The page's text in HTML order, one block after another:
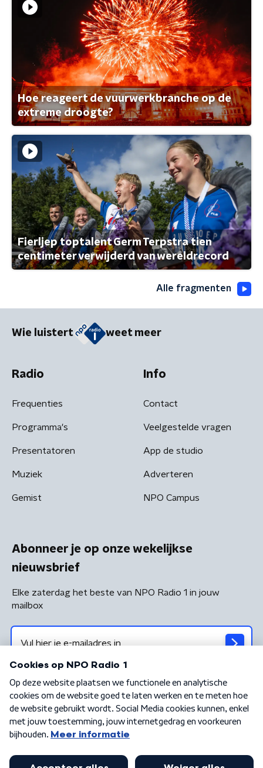
Hoe reageert de vuurwerkbranche op de
extreme droogte?
Fierljep toptalent Germ Terpstra tien
centimeter verwijderd van wereldrecord
Alle fragmenten
Wie luistert weet meer
Radio
Frequenties
Programma's
Presentatoren
Muziek
Gemist
Info
Contact
Veelgestelde vragen
App de studio
Adverteren
NPO Campus
Abonneer je op onze wekelijkse
nieuwsbrief
Elke zaterdag het beste van NPO Radio 1 in jouw
mailbox
Algemene voorwaarden